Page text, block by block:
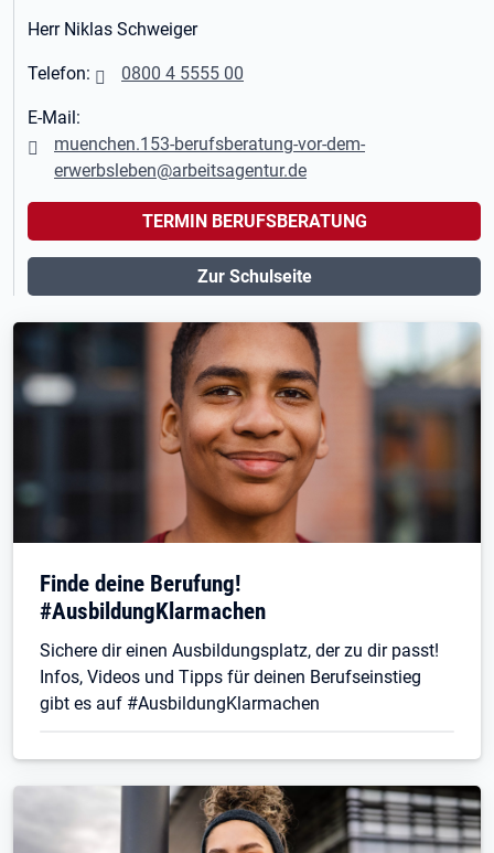
Herr Niklas Schweiger
Telefon: 0800 4 5555 00
E-Mail:
muenchen.153-berufsberatung-vor-dem-
erwerbsleben@arbeitsagentur.de
TERMIN BERUFSBERATUNG
Zur Schulseite
Finde deine Berufung!
#AusbildungKlarmachen
Sichere dir einen Ausbildungsplatz, der zu dir passt!
Infos, Videos und Tipps für deinen Berufseinstieg
gibt es auf #AusbildungKlarmachen